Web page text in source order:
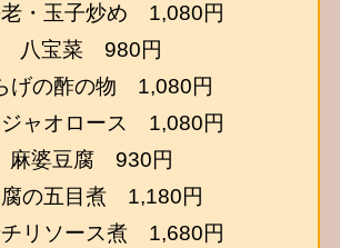
・玉子炒め 1,080円
八宝菜 980円
げの酢の物 1,080円
ャオロース 1,080円
麻婆豆腐 930円
の五目煮 1,180円
リソース煮 1,680円